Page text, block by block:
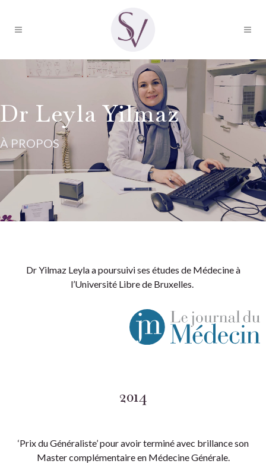
Dr Leyla Yilmaz
À PROPOS
Dr Yilmaz Leyla a poursuivi ses études de Médecine à
l’Université Libre de Bruxelles.
2014
‘Prix du Généraliste’ pour avoir terminé avec brillance son
Master complémentaire en Médecine Générale.